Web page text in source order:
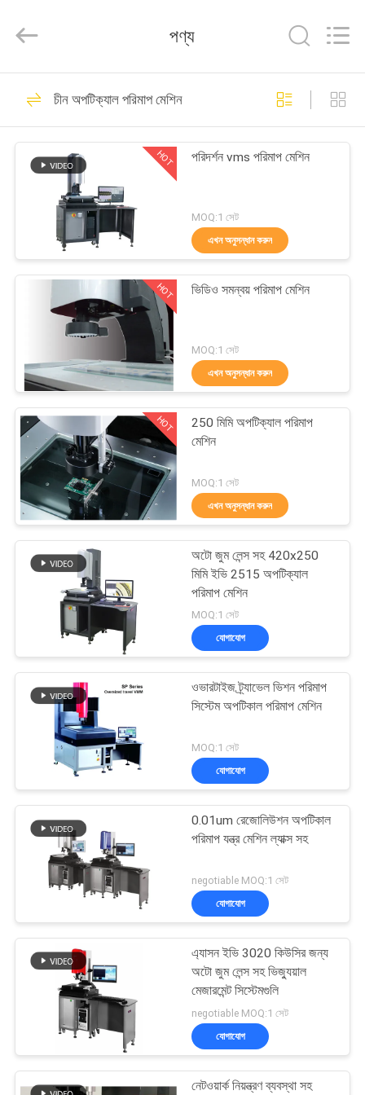
পণ্য
আমাদের
কারখানা
নিয়ন্ত্রণ
আমাদের
সাথে
যোগাযোগ
করুন
সাইট
ম্যাপ
PRIVACY
POLICY
Technology
Reserved.
লিনিয়ার স্কেল এনকোডার
29
অপটিকাল লিনিয়ার
এনকোডার্স
31
গ্লাস স্কেল লিনিয়ার
এনকোডার
মাইক্রো লিনিয়ার এনকোডার
ডিজিটাল রিডআউট সিস্টেম
16
ডিজিটাল পজিশন রিডআউট
16
পণ্য
চীন অপটিক্যাল পরিমাপ মেশিন
HOT পরিদর্শন vms পরিমাপ মেশিন
MOQ:1 সেট
এখন অনুসন্ধান করুন
HOT ভিডিও সমন্বয় পরিমাপ মেশিন
MOQ:1 সেট
এখন অনুসন্ধান করুন
HOT
250 মিমি অপটিক্যাল পরিমাপ
মেশিন
MOQ:1 সেট
এখন অনুসন্ধান করুন
অটো জুম লেন্স সহ 420x250
মিমি ইভি 2515 অপটিক্যাল
পরিমাপ মেশিন
MOQ:1 সেট
যোগাযোগ
ওভারটাইজ ট্র্যাভেল ভিশন পরিমাপ
সিস্টেম অপটিকাল পরিমাপ মেশিন
MOQ:1 সেট
যোগাযোগ
0.01um রেজোলিউশন অপটিকাল
পরিমাপ যন্ত্র মেশিন ল্যাক্স সহ
negotiable MOQ:1 সেট
যোগাযোগ
এ্যাসন ইভি 3020 কিউসির জন্য
অটো জুম লেন্স সহ ভিজ্যুয়াল
মেজারমেন্ট সিস্টেমগুলি
negotiable MOQ:1 সেট
যোগাযোগ
নেটওয়ার্ক নিয়ন্ত্রণ ব্যবস্থা সহ